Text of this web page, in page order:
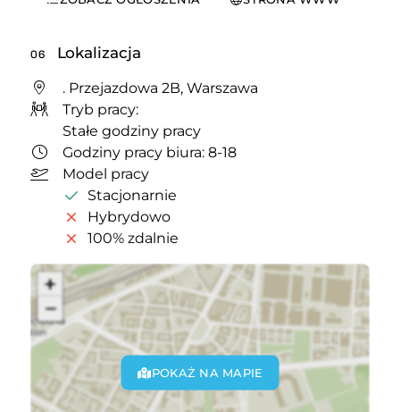
06 Lokalizacja
. Przejazdowa 2B, Warszawa
Tryb pracy:
Stałe godziny pracy
Godziny pracy biura: 8-18
Model pracy
Stacjonarnie
Hybrydowo
100% zdalnie
POKAŻ NA MAPIE